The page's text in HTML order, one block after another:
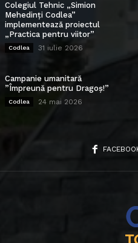
Colegiul Tehnic „Simion
Mehedinți Codlea”
implementează proiectul
„Practica pentru viitor”
Codlea 31 iulie 2026
Campanie umanitară
”Împreună pentru Dragoș!”
Codlea 24 mai 2026